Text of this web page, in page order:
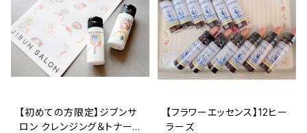
【初めての方限定】ジブンサ
ロン クレンジング＆トナー
【フラワーエッセンス】12ヒー
ラーズ